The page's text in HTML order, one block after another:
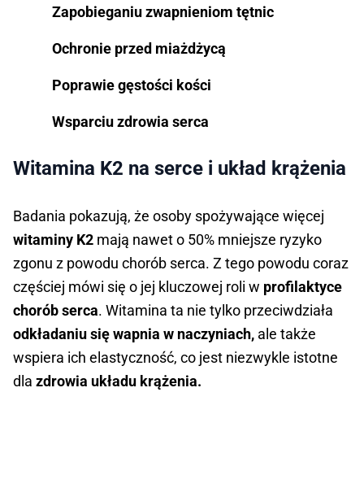
Zapobieganiu zwapnieniom tętnic
Ochronie przed miażdżycą
Poprawie gęstości kości
Wsparciu zdrowia serca
Witamina K2 na serce i układ krążenia
Badania pokazują, że osoby spożywające więcej
witaminy K2 mają nawet o 50% mniejsze ryzyko
zgonu z powodu chorób serca. Z tego powodu coraz
częściej mówi się o jej kluczowej roli w profilaktyce
chorób serca. Witamina ta nie tylko przeciwdziała
odkładaniu się wapnia w naczyniach, ale także
wspiera ich elastyczność, co jest niezwykle istotne
dla zdrowia układu krążenia.